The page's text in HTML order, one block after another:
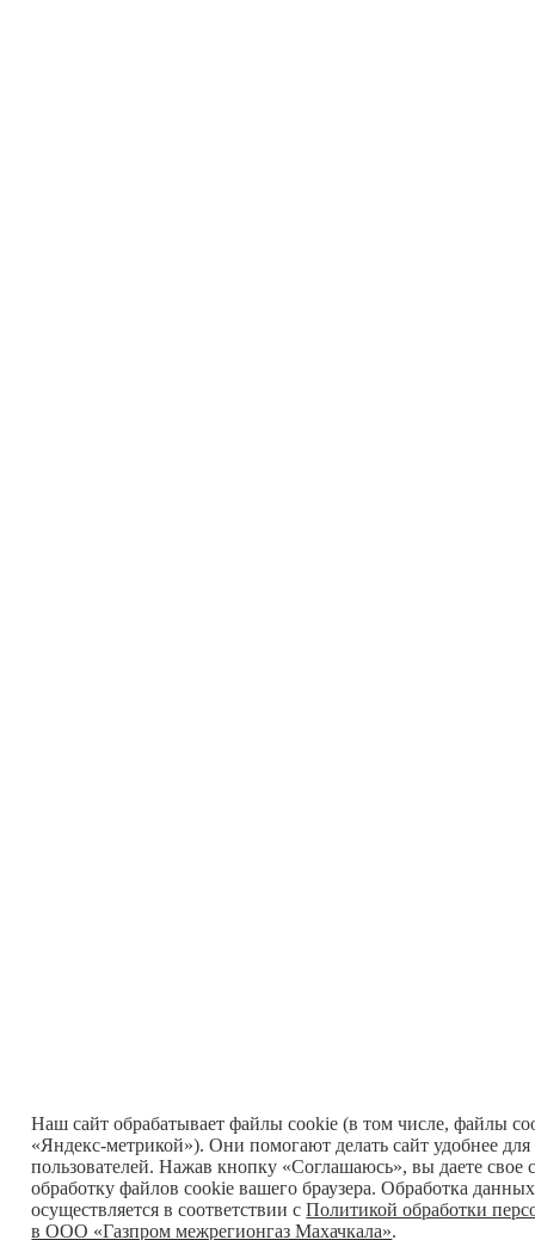
Наш сайт обрабатывает файлы cookie (в том числе, файлы
«Яндекс-метрикой»). Они помогают делать сайт удобнее для
пользователей. Нажав кнопку «Соглашаюсь», вы даете свое
обработку файлов cookie вашего браузера. Обработка
осуществляется в соответствии сПолитикой обработки
в ООО «Газпром межрегионгаз Махачкала».